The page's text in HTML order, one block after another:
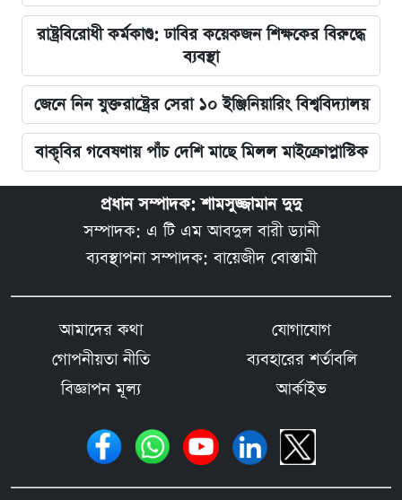
রাষ্ট্রবিরোধী কর্মকাণ্ড: ঢাবির কয়েকজন শিক্ষকের বিরুদ্ধে
ব্যবস্থা
জেনে নিন যুক্তরাষ্ট্রের সেরা ১০ ইঞ্জিনিয়ারিং বিশ্ববিদ্যালয়
বাকৃবির গবেষণায় পাঁচ দেশি মাছে মিলল মাইক্রোপ্লাস্টিক
প্রধান সম্পাদক: শামসুজ্জামান দুদু
সম্পাদক: এ টি এম আবদুল বারী ড্যানী
ব্যবস্থাপনা সম্পাদক: বায়েজীদ বোস্তামী
আমাদের কথা
যোগাযোগ
গোপনীয়তা নীতি
ব্যবহারের শর্তাবলি
বিজ্ঞাপন মূল্য
আর্কাইভ